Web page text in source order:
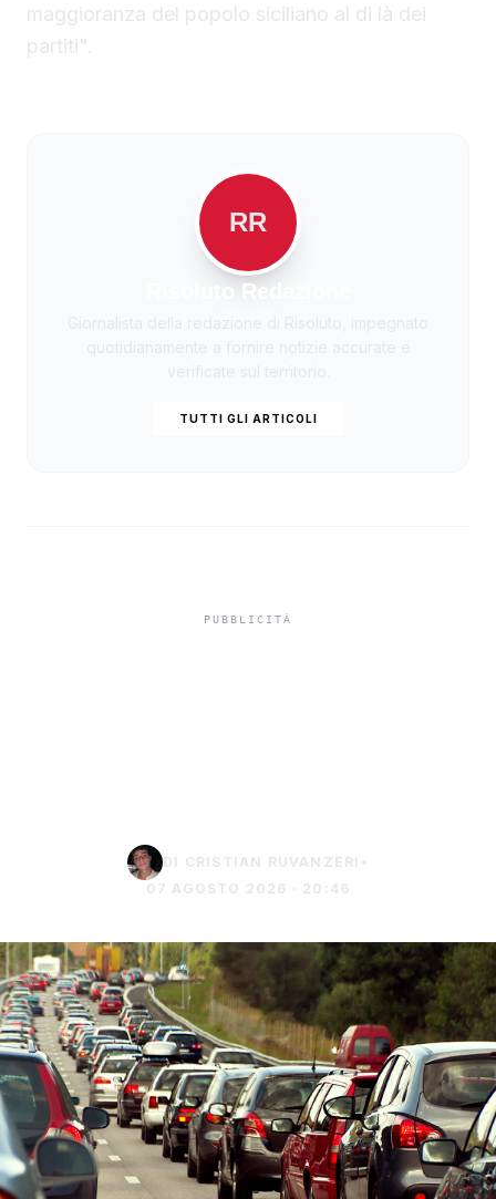
maggioranza del popolo siciliano al di là dei
partiti".
RR
Risoluto Redazione
TUTTI GLI ARTICOLI
DI CRISTIAN RUVANZERI •
07 AGOSTO 2026 · 20:46